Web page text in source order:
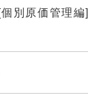
別原価管理編]